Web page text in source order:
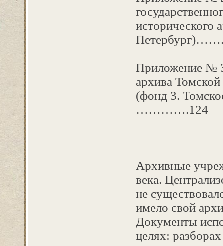
исторического
Приложение №
архива Томской
(фонд 3.
………….124
Архивные
века.
не
имело свой
Документы
целях: